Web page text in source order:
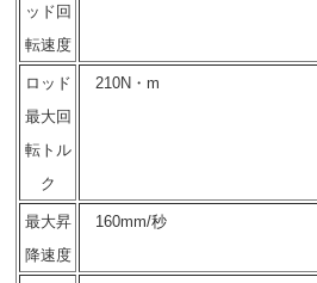
ッド回
転速度
ロッド
最大回
転トル
ク
210N・m
最大昇
降速度
160mm/秒